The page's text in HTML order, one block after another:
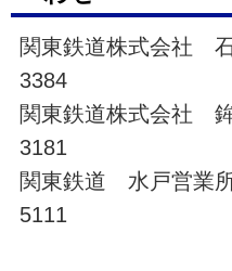
関東鉄道株式会社
3384
関東鉄道株式会社
3181
関東鉄道 水戸
5111